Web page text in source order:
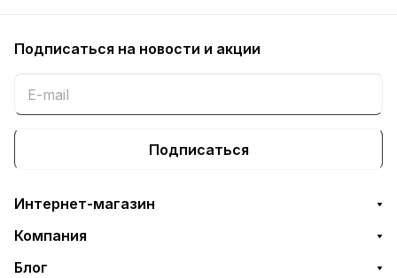
Подписаться на новости и акции
Подписаться
Интернет-магазин
Компания
Блог